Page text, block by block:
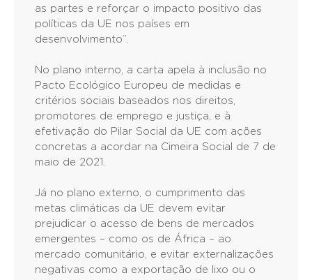
as partes e reforçar o impacto positivo das
políticas da UE nos países em
desenvolvimento”.
No plano interno, a carta apela à inclusão no
Pacto Ecológico Europeu de medidas e
critérios sociais baseados nos direitos,
promotores de emprego e justiça, e à
efetivação do Pilar Social da UE com ações
concretas a acordar na Cimeira Social de 7 de
maio de 2021.
Já no plano externo, o cumprimento das
metas climáticas da UE devem evitar
prejudicar o acesso de bens de mercados
emergentes – como os de África – ao
mercado comunitário, e evitar externalizações
negativas como a exportação de lixo ou o